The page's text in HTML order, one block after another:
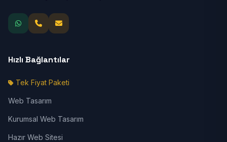
Hızlı Bağlantılar
Tek Fiyat Paketi
Web Tasarım
Kurumsal Web Tasarım
Hazır Web Sitesi